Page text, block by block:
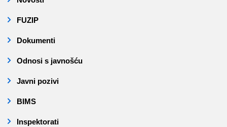
FUZIP
Dokumenti
Odnosi s javnošću
Javni pozivi
BIMS
Inspektorati